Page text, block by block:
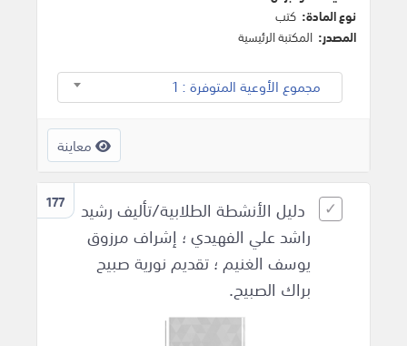
نوع المادة: كتب
المصدر: المكتبة الرئيسية
مجموع الأوعية المتوفرة : 1
معاينة
177
دليل الأنشطة الطلابية/تأليف رشيد
راشد علي الفهيدي ؛ إشراف مرزوق
يوسف الغنيم ؛ تقديم نورية صبيح
براك الصبيح.